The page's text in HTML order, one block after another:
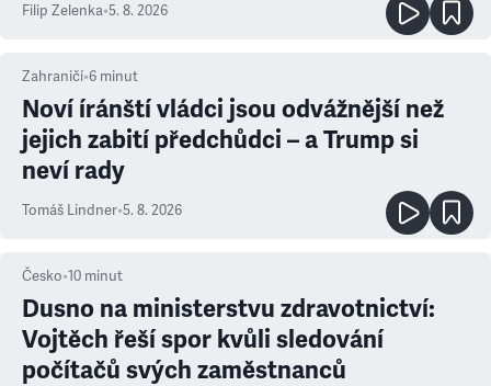
Filip Zelenka•5. 8. 2026
Zahraničí•6 minut
Noví íránští vládci jsou odvážnější než
jejich zabití předchůdci – a Trump si
neví rady
Tomáš Lindner•5. 8. 2026
Česko•10 minut
Dusno na ministerstvu zdravotnictví:
Vojtěch řeší spor kvůli sledování
počítačů svých zaměstnanců